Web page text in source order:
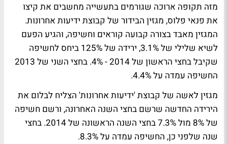
מזה תקופה ארוכה שגורמים בתעשייה מחשבים את קיצו
את פנאי פלוס, מגזין הבידור של קבוצת ידיעות אחרונות.
המגזין מאבד בצורה קבועה קוראים וחשיפה, והגיע הפעם
לשיא שלילי של 3.1%, ירידה של 125% ביחס לחשיפה
שקיבל בחצי הראשון של 2014 - 4%. בחצי השני של 2013
החשיפה עמדה על 4.4%.
מגזיןלאשה של קבוצת 'ידיעות אחרונות' הצליח לבלום את
הירידה החדשה שרשם בחצי השנה האחרונה, ורשם חשיפה
של 8% מול 7.3% בחצי השנה הראשונה של 2014. בחצי
שנה שלפני כן, החשיפה עמדה על 8.3%.